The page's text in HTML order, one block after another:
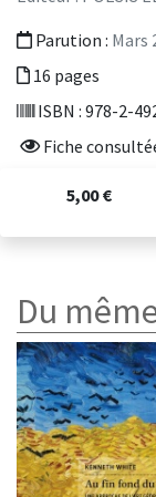
Parution : Mars
16 pages
ISBN : 978-2-
Fiche
5,00 €
Du